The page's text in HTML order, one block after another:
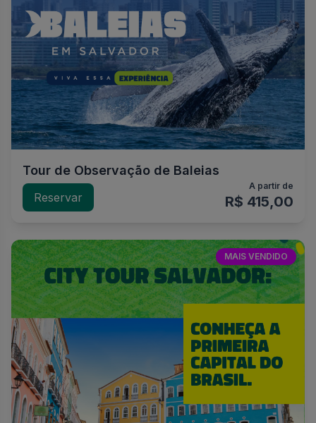
Tour de Observação de Baleias
Reservar
A partir de
R$ 415,00
MAIS VENDIDO